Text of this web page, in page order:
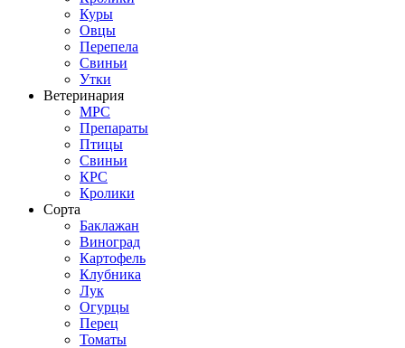
Куры
Овцы
Перепела
Свиньи
Утки
Ветеринария
МРС
Препараты
Птицы
Свиньи
КРС
Кролики
Сорта
Баклажан
Виноград
Картофель
Клубника
Лук
Огурцы
Перец
Томаты